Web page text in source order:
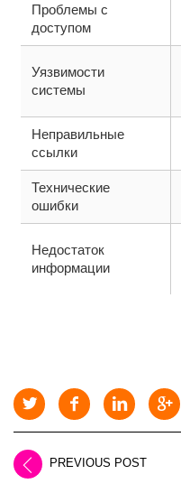
Проблемы с
доступом
Уязвимости
системы
Неправильные
ссылки
Технические
ошибки
Недостаток
информации
PREVIOUS POST